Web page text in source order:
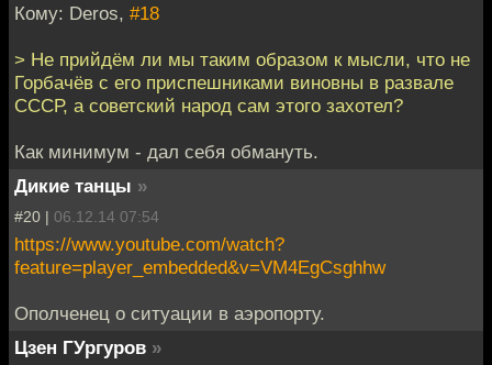
Кому: Deros, #18
> Не прийдём ли мы таким образом к мысли, что не
Горбачёв с его приспешниками виновны в развале
СССР, а советский народ сам этого захотел?
Как минимум - дал себя обмануть.
Дикие танцы »
#20 | 06.12.14 07:54
https://www.youtube.com/watch?
feature=player_embedded&v=VM4EgCsghhw
Ополченец о ситуации в аэропорту.
Цзен ГУргуров »